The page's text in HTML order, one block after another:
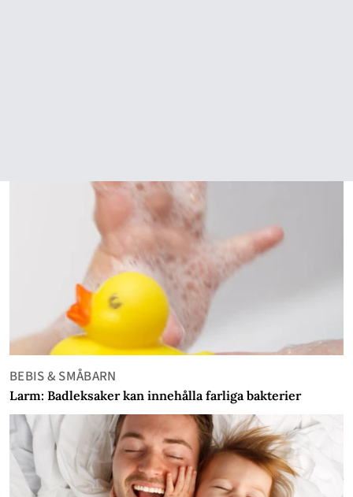
BEBIS & SMÅBARN
Larm: Badleksaker kan innehålla farliga bakterier